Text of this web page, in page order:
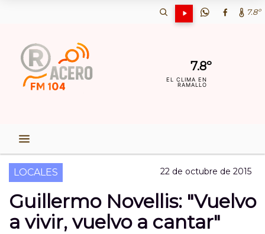
7.8º
7.8º
EL CLIMA EN
RAMALLO
LOCALES 22 de octubre de 2015
Guillermo Novellis: "Vuelvo
a vivir, vuelvo a cantar"